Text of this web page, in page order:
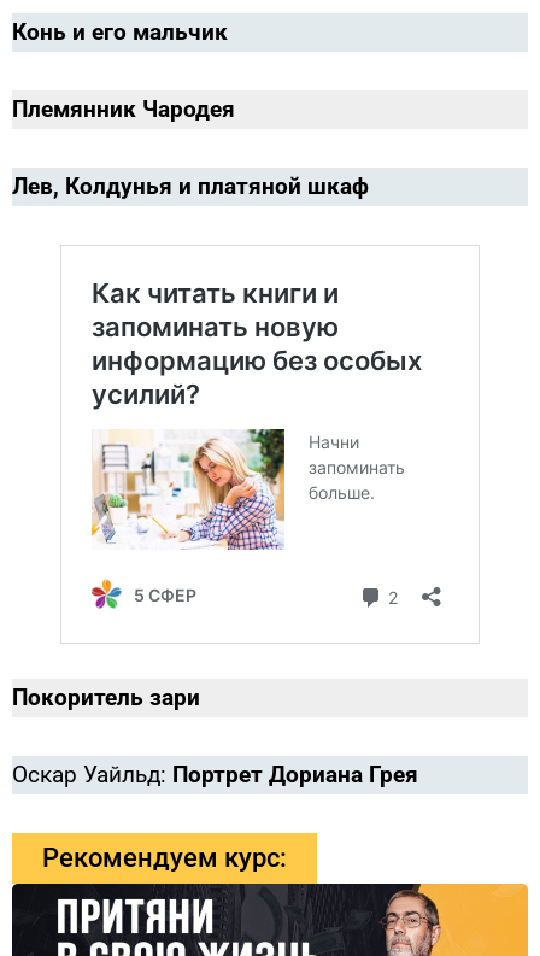
Конь и его мальчик
Племянник Чародея
Лев, Колдунья и платяной шкаф
Покоритель зари
Оскар Уайльд: Портрет Дориана Грея
Рекомендуем курс: